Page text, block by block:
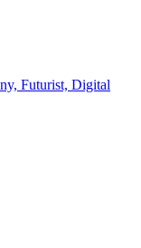
Futurist, Digital